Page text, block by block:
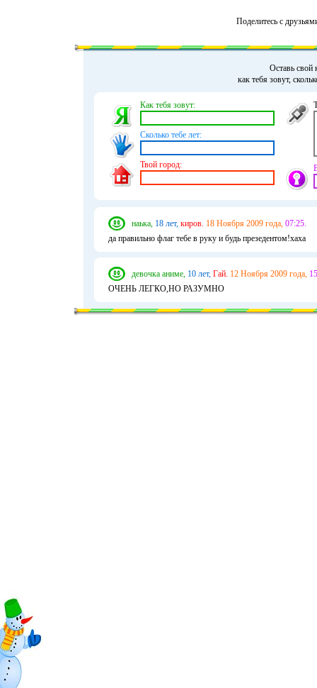
Поделитесь с
Оставь свой
как тебя зовут,
Как тебя зовут:
Сколько тебе лет:
Твой город:
наька, 18 лет, киров. 18 Ноября 2009 года, 07:25.
да правильно флаг тебе в руку и будь презедентом!хаха
девочка аниме, 10 лет, Гай. 12 Ноября 2009 года,
ОЧЕНЬ ЛЕГКО,НО РАЗУМНО